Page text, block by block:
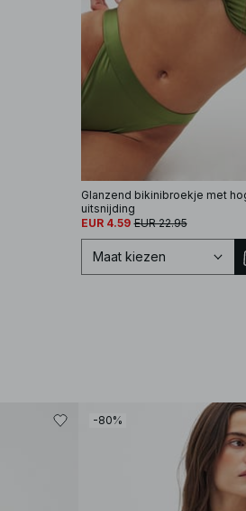
Glanzend bikinibroekje met
uitsnijding
EUR 4.59 EUR 22.95
Maat kiezen
-80%